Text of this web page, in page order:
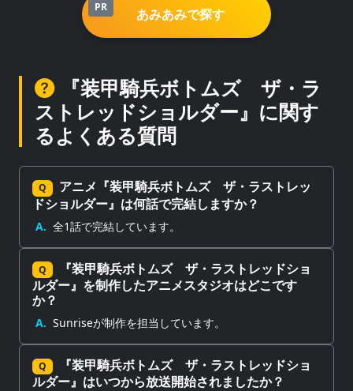
PR あみあみで探す
『装甲騎兵ボトムズ ザ・ラ
ストレッドショルダー』に関す
るよくある質問
Q
アニメ『装甲騎兵ボトムズ ザ・ラストレッ
ドショルダー』は何話で完結しますか？
A. 全1話で完結しています。
Q
『装甲騎兵ボトムズ ザ・ラストレッドショ
ルダー』を制作したアニメスタジオはどこです
か？
A. Sunriseが制作を担当しています。
Q
『装甲騎兵ボトムズ ザ・ラストレッドショ
ルダー』はいつから放送開始されましたか？